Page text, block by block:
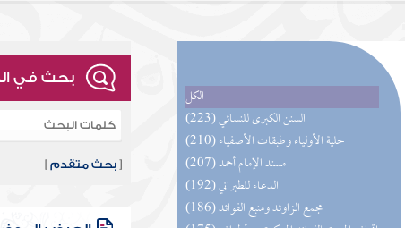
الكل
(223) السنن الكبرى للنسائي
(210) حلية الأولياء وطبقات الأصفياء
(207) مسند الإمام أحمد
(192) الدعاء للطبراني
(186) مجمع الزاوئد ومنبع الفوائد
بحث في
[بحث متقدم ]